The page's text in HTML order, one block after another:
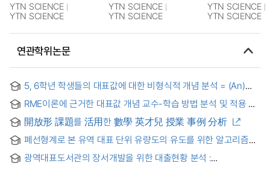
YTN SCIENCE
YTN SCIENCE
YTN SCIENCE
YTN SCIENCE
YTN SCIENCE
YTN SCIENCE
연관학위논문
5, 6학년 학생들의 대표값에 대한 비형식적 개념 분석 = (An)
Analysis of informal concepts of average found in fifth and
sixth graders
RME이론에 근거한 대표값 개념 교수-학습 방법 분석 및 적용 =
(An) Analysis and application on teaching/learaing method
of average value concept based on RME theory
開放形 課題를 活用한 數學 英才兒 授業 事例 分析
폐선형계로 본 유역 대표 단위 유량도의 유도를 위한 알고리즘의
개발에 관한 연구 = (A)Study on the development of
algorithm of algorithm for the representative unit
광역대표도서관의 장서개발을 위한 대출현황 분석 :